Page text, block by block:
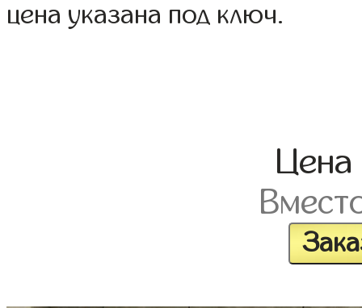
цена указана под ключ.
Цена